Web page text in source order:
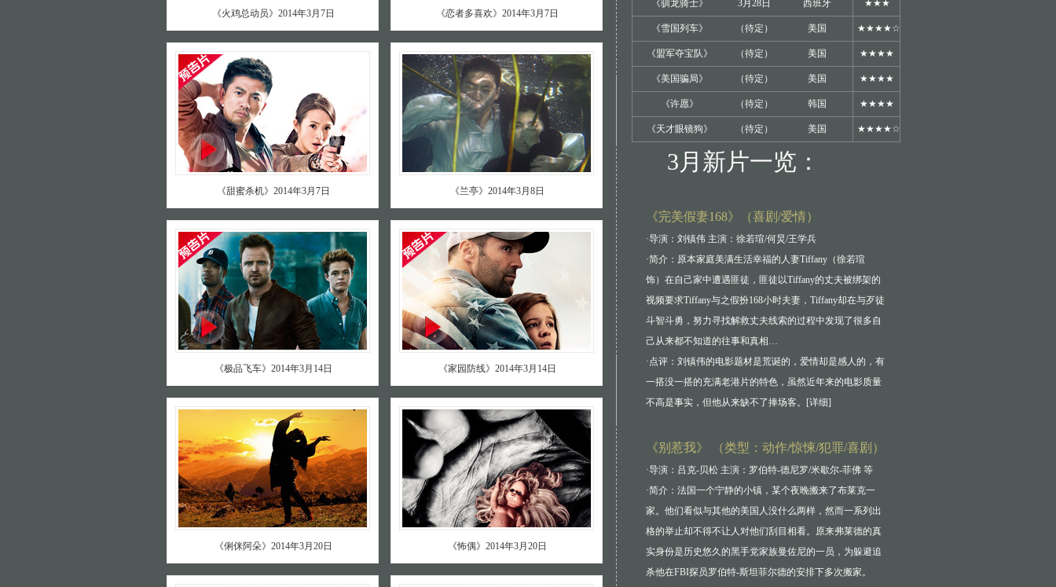
《火鸡总动员》2014年3月7日 《恋者多喜欢》2014年3月7日
《甜蜜杀机》2014年3月7日 《兰亭》2014年3月8日
《极品飞车》2014年3月14日 《家园防线》2014年3月14日
《俐侎阿朵》2014年3月20日 《怖偶》2014年3月20日
《驯龙骑士》 3月28日 西班牙 ★★★
《雪国列车》 （待定） 美国 ★★★★☆
《盟军夺宝队》 （待定） 美国 ★★★★
《美国骗局》 （待定） 美国 ★★★★
《许愿》 （待定） 韩国 ★★★★
《天才眼镜狗》 （待定） 美国 ★★★★☆
3月新片一览：
《完美假妻168》（喜剧/爱情）
·导演：刘镇伟 主演：徐若瑄/何炅/王学兵
·简介：原本家庭美满生活幸福的人妻Tiffany（徐若瑄
饰）在自己家中遭遇匪徒，匪徒以Tiffany的丈夫被绑架的
视频要求Tiffany与之假扮168小时夫妻，Tiffany却在与歹徒
斗智斗勇，努力寻找解救丈夫线索的过程中发现了很多自
己从来都不知道的往事和真相…
·点评：刘镇伟的电影题材是荒诞的，爱情却是感人的，有
一搭没一搭的充满老港片的特色，虽然近年来的电影质量
不高是事实，但他从来缺不了捧场客。[详细]
《别惹我》 （类型：动作/惊悚/犯罪/喜剧）
·导演：吕克-贝松 主演：罗伯特-德尼罗/米歇尔-菲佛 等
·简介：法国一个宁静的小镇，某个夜晚搬来了布莱克一
家。他们看似与其他的美国人没什么两样，然而一系列出
格的举止却不得不让人对他们刮目相看。原来弗莱德的真
实身份是历史悠久的黑手党家族曼佐尼的一员，为躲避追
杀他在FBI探员罗伯特-斯坦菲尔德的安排下多次搬家。